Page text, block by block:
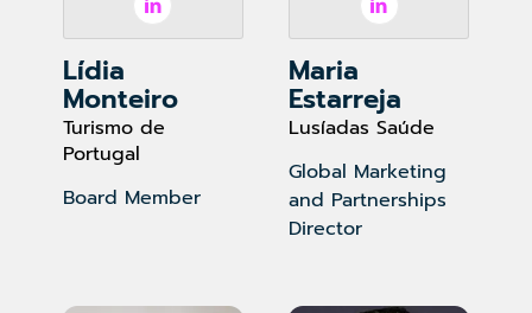
Lídia
Monteiro
Turismo de
Portugal
Board Member
Maria
Estarreja
Lusíadas Saúde
Global Marketing
and Partnerships
Director